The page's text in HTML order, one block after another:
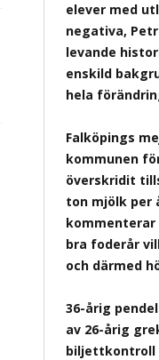
elever med
negativa,
levande
enskild
hela
Falköpings
kommunen
överskridit
ton mjölk per
bra foderår
och därmed
36-årig
av 26-årig
biljettkontroll